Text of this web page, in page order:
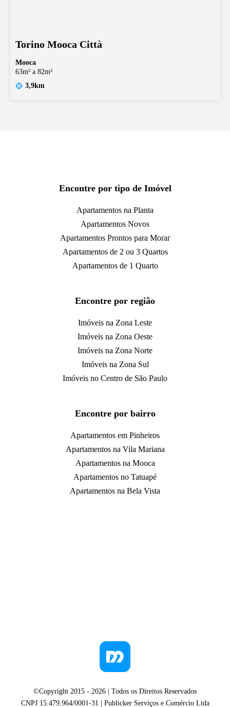
Torino Mooca Città
Mooca
63m² a 82m²
3,9km
Encontre por tipo de Imóvel
Apartamentos na Planta
Apartamentos Novos
Apartamentos Prontos para Morar
Apartamentos de 2 ou 3 Quartos
Apartamentos de 1 Quarto
Encontre por região
Imóveis na Zona Leste
Imóveis na Zona Oeste
Imóveis na Zona Norte
Imóveis na Zona Sul
Imóveis no Centro de São Paulo
Encontre por bairro
Apartamentos em Pinheiros
Apartamentos na Vila Mariana
Apartamentos na Mooca
Apartamentos no Tatuapé
Apartamentos na Bela Vista
©Copyright 2015 - 2026 | Todos os Direitos Reservados
CNPJ 15.479.964/0001-31 | Publicker Serviços e Comércio Ltda